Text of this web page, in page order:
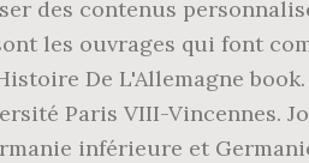
des contenus
les ouvrages qui font
De L'Allemagne
Paris VIII-
inférieure et